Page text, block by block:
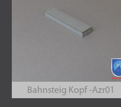
Bahnsteig Kopf -Azr01